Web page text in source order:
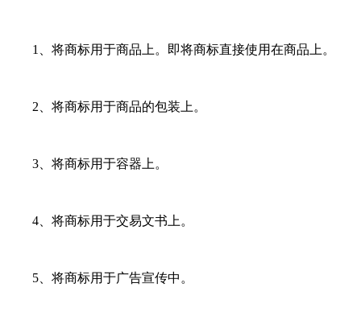
1、将商标用于商品上。即将商标直接使用在商品上。
2、将商标用于商品的包装上。
3、将商标用于容器上。
4、将商标用于交易文书上。
5、将商标用于广告宣传中。